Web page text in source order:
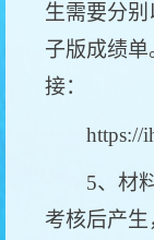
生需要分
子版成绩
接：
https://
5、材
考核后产生